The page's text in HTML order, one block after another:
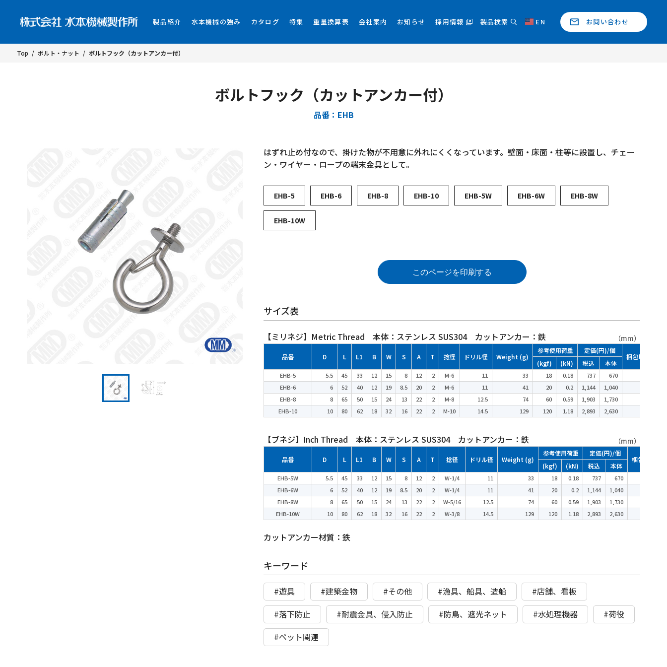
製品紹介 水本機械の強み カタログ 特集 重量換算表 会社案内 お知らせ 採用情報 製品検索 EN お問い合わせ
Top / ボルト・ナット / ボルトフック（カットアンカー付）
ボルトフック（カットアンカー付）
品番：EHB
はずれ止め付なので、掛けた物が不用意に外れにくくなっています。壁面・床面・柱等に設置し、チェー
ン・ワイヤー・ロープの端末金具として。
EHB-5 EHB-6 EHB-8 EHB-10 EHB-5W EHB-6W EHB-8W
EHB-10W
このページを印刷する
サイズ表
【ミリネジ】Metric Thread 本体：ステンレス SUS304 カットアンカー：鉄 （mm）
品番 D L L1 B W S A T 捻径 ドリル径 Weight (g)
参考使用荷重 定価(円)/個
梱包単位
(kgf) (kN) 税込 本体
EHB-5 5.5 45 33 12 15 8 12 2 M-6 11 33 18 0.18 737 670
EHB-6
6 52 40 12 19 8.5 20 2 M-6 11 41 20 0.2 1,144 1,040
EHB-8
8 65 50 15 24 13 22 2 M-8 12.5 74 60 0.59 1,903 1,730
EHB-10
10 80 62 18 32 16 22 2 M-10 14.5 129 120 1.18 2,893 2,630
【ブネジ】Inch Thread 本体：ステンレス SUS304 カットアンカー：鉄 （mm）
品番 D L L1 B W S A T 捻径 ドリル径 Weight (g)
参考使用荷重 定価(円)/個
梱包単位
(kgf) (kN) 税込 本体
EHB-5W 5.5 45 33 12 15 8 12 2 W-1/4 11 33 18 0.18 737 670
EHB-6W
6 52 40 12 19 8.5 20 2 W-1/4 11 41 20 0.2 1,144 1,040
EHB-8W
8 65 50 15 24 13 22 2 W-5/16 12.5 74 60 0.59 1,903 1,730
EHB-10W
10 80 62 18 32 16 22 2 W-3/8 14.5 129 120 1.18 2,893 2,630
カットアンカー材質：鉄
キーワード
#遊具 #建築金物 #その他 #漁具、船具、造船
#店舗、看板
#落下防止
#耐震金具、侵入防止 #防鳥、遮光ネット #水処理機器
#荷役
#ペット関連